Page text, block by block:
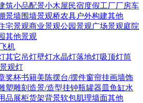
筑小品配景小木屋民宿度假工厂厂房车
景墙围墙景观桥农具户外构建其他
宅景观商业景观公园景观广场景观庭院
其他景观
飞机
其它 吊灯壁灯水晶灯落地灯吸顶灯筒
景观灯
奖杯书籍美陈摆台/摆件窗帘挂画墙饰
塑雕刻 造景/造型挂钟瓶罐器皿 鱼缸水
品展柜货架背景软包肌理墙面其他